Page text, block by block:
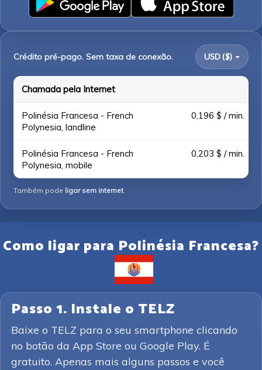
Crédito pré-pago. Sem taxa de conexão. USD ($)
Chamada pela Internet
Polinésia Francesa - French
Polynesia, landline
0,196 $ / min.
Polinésia Francesa - French
Polynesia, mobile
0,203 $ / min.
Também pode ligar sem internet.
Como ligar para Polinésia Francesa?
Passo 1. Instale o TELZ
Baixe o TELZ para o seu smartphone clicando
no botão da App Store ou Google Play. É
gratuito. Apenas mais alguns passos e você